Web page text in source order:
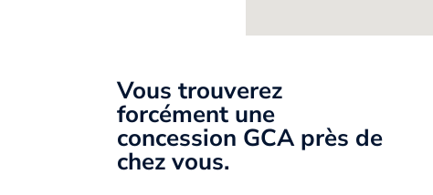
Vous trouverez
forcément une
concession GCA près de
chez vous.